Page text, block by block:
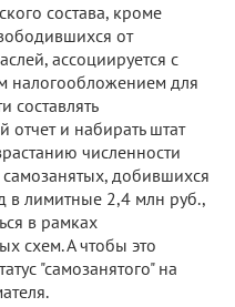
состава, кроме
от
ассоциируется с
налогообложением для
составлять
и набирать штат
численности
добившихся
в лимитные 2,4 млн руб.,
в рамках
схем. А чтобы это
"самозанятого" на